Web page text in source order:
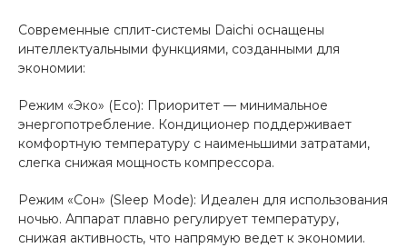
Современные сплит-системы Daichi оснащены
интеллектуальными функциями, созданными для
экономии:
Режим «Эко» (Eco): Приоритет — минимальное
энергопотребление. Кондиционер поддерживает
комфортную температуру с наименьшими затратами,
слегка снижая мощность компрессора.
Режим «Сон» (Sleep Mode): Идеален для использования
ночью. Аппарат плавно регулирует температуру,
снижая активность, что напрямую ведет к экономии.